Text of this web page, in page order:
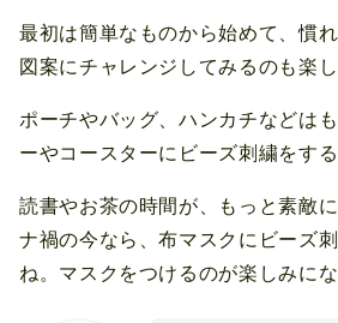
最初は簡単なものから始めて、慣
図案にチャレンジしてみるのも楽し
ポーチやバッグ、ハンカチなどは
ーやコースターにビーズ刺繍をする
読書やお茶の時間が、もっと素敵
ナ禍の今なら、布マスクにビーズ
ね。マスクをつけるのが楽しみにな